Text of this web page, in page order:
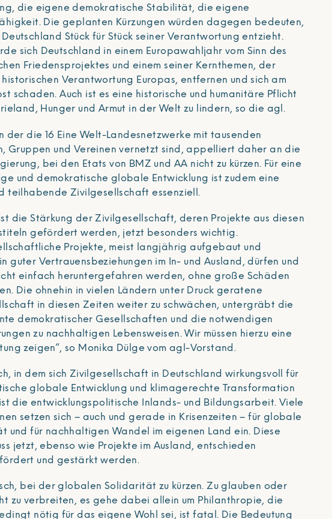
die eigene demokratische Stabilität, die eigene
Die geplanten Kürzungen würden dagegen bedeuten,
Deutschland Stück für Stück seiner Verantwortung entzieht.
sich Deutschland in einem Europawahljahr vom Sinn des
Friedensprojektes und einem seiner Kernthemen, der
Verantwortung Europas, entfernen und sich am
schaden. Auch ist es eine historische und humanitäre Pflicht
Hunger und Armut in der Welt zu lindern, so die agl.
der die 16 Eine Welt-Landesnetzwerke mit tausenden
Gruppen und Vereinen vernetzt sind, appelliert daher an die
bei den Etats von BMZ und AA nicht zu kürzen. Für eine
und demokratische globale Entwicklung ist zudem eine
teilhabende Zivilgesellschaft essenziell.
die Stärkung der Zivilgesellschaft, deren Projekte aus diesen
gefördert werden, jetzt besonders wichtig.
Projekte, meist langjährig aufgebaut und
guter Vertrauensbeziehungen im In- und Ausland, dürfen und
einfach heruntergefahren werden, ohne große Schäden
Die ohnehin in vielen Ländern unter Druck geratene
in diesen Zeiten weiter zu schwächen, untergräbt die
demokratischer Gesellschaften und die notwendigen
zu nachhaltigen Lebensweisen. Wir müssen hierzu eine
zeigen“, so Monika Dülge vom agl-Vorstand.
in dem sich Zivilgesellschaft in Deutschland wirkungsvoll für
globale Entwicklung und klimagerechte Transformation
die entwicklungspolitische Inlands- und Bildungsarbeit. Viele
setzen sich – auch und gerade in Krisenzeiten – für globale
und für nachhaltigen Wandel im eigenen Land ein. Diese
jetzt, ebenso wie Projekte im Ausland, entschieden
und gestärkt werden.
bei der globalen Solidarität zu kürzen. Zu glauben oder
zu verbreiten, es gehe dabei allein um Philanthropie, die
nötig für das eigene Wohl sei, ist fatal. Die Bedeutung